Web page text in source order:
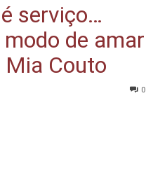
serviço…
de amar
Mia Couto
0